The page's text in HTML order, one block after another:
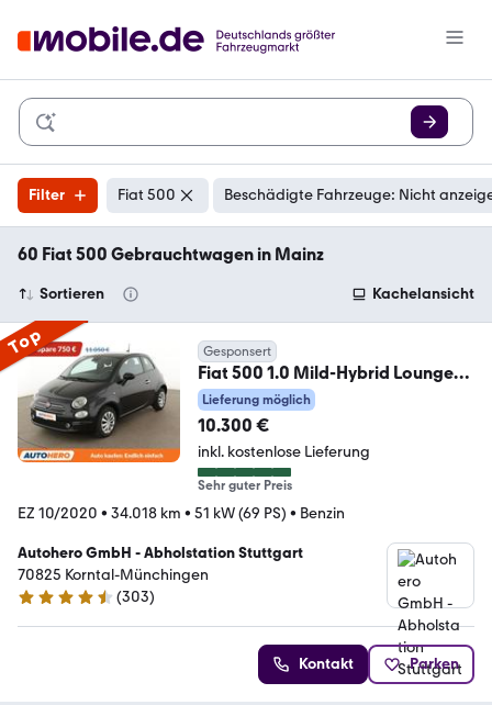
Filter Fiat 500 Beschädigte Fahrzeuge: Nicht
60 Fiat 500 Gebrauchtwagen in Mainz
Sortieren Kachelansicht
Top Gesponsert
Fiat 500 1.0 Mild-Hybrid Lounge
*NAVI*TEMPO*PDC*KLIMA
Lieferung möglich
10.300 €
inkl. kostenlose Lieferung
Sehr guter Preis
EZ 10/2020 • 34.018 km • 51 kW (69 PS) • Benzin
Autohero GmbH - Abholstation Stuttgart
70825 Korntal-Münchingen
4.4 Sterne
(303)
Kontakt Parken